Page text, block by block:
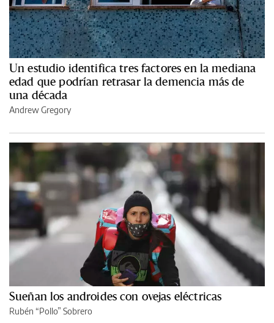
Un estudio identifica tres factores en la mediana
edad que podrían retrasar la demencia más de
una década
Andrew Gregory
Sueñan los androides con ovejas eléctricas
Rubén “Pollo” Sobrero